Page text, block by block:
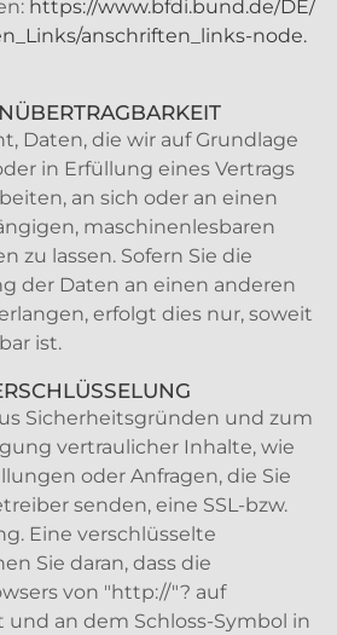
https://www.bfdi.bund.de/DE/
anschriften_links-node.
Daten, die wir auf Grundlage
in Erfüllung eines Vertrags
an sich oder an einen
maschinenlesbaren
zu lassen. Sofern Sie die
der Daten an einen anderen
erfolgt dies nur, soweit
ist.
Sicherheitsgründen und zum
vertraulicher Inhalte, wie
oder Anfragen, die Sie
senden, eine SSL-bzw.
Eine verschlüsselte
Sie daran, dass die
von "http://"? auf
an dem Schloss-Symbol in